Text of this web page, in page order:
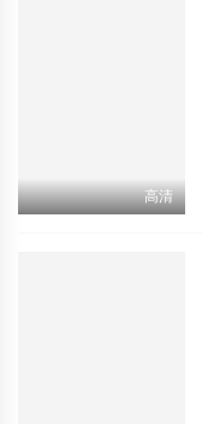
高清